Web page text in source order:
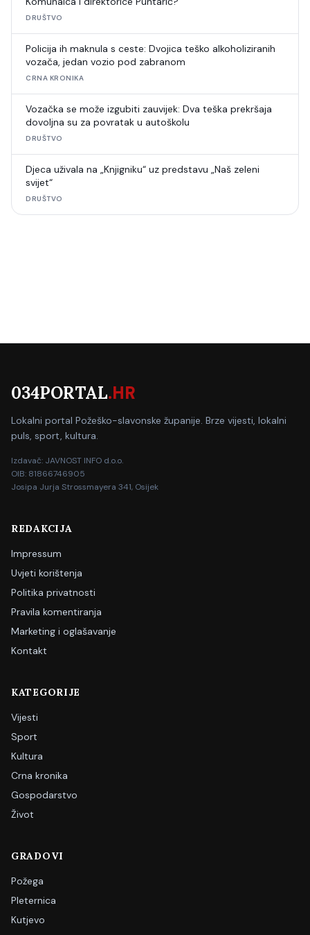
DRUŠTVO
Policija ih maknula s ceste: Dvojica teško alkoholiziranih
vozača, jedan vozio pod zabranom
CRNA KRONIKA
Vozačka se može izgubiti zauvijek: Dva teška prekršaja
dovoljna su za povratak u autoškolu
DRUŠTVO
Djeca uživala na „Knjigniku“ uz predstavu „Naš zeleni
svijet“
DRUŠTVO
034PORTAL.HR
Lokalni portal Požeško-slavonske županije. Brze vijesti, lokalni
puls, sport, kultura.
Izdavač: JAVNOST INFO d.o.o.
OIB: 81866746905
Josipa Jurja Strossmayera 341, Osijek
REDAKCIJA
Impressum
Uvjeti korištenja
Politika privatnosti
Pravila komentiranja
Marketing i oglašavanje
Kontakt
KATEGORIJE
Vijesti
Sport
Kultura
Crna kronika
Gospodarstvo
Život
GRADOVI
Požega
Pleternica
Kutjevo